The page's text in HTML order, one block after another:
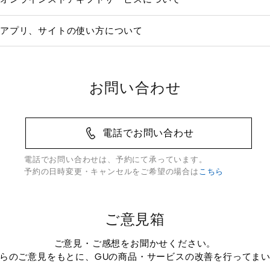
アプリ、サイトの使い方について
お問い合わせ
電話でお問い合わせ
電話でお問い合わせは、予約にて承っています。
予約の日時変更・キャンセルをご希望の場合は こちら
ご意見箱
ご意見・ご感想をお聞かせください。
のご意見をもとに、GUの商品・サービスの改善を行ってまい